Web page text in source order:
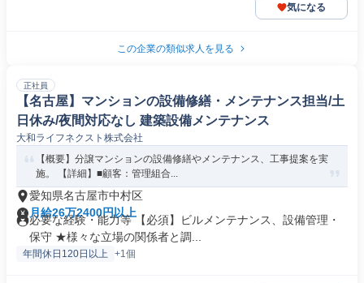
気になる
この企業の類似求人を見る
正社員
【名古屋】マンションの設備修繕・メンテナンス担当/土
日休み/夜間対応なし 建築設備メンテナンス
大和ライフネクスト株式会社
【概要】分譲マンションの設備修繕やメンテナンス、工事提案を実
施。 【詳細】■顧客：管理組合...
愛知県名古屋市中村区
月給26万2400円以上
必要な経験・能力等 【必須】ビルメンテナンス、設備管理・
保守 ★様々な立場の関係者と調...
年間休日120日以上 +1個